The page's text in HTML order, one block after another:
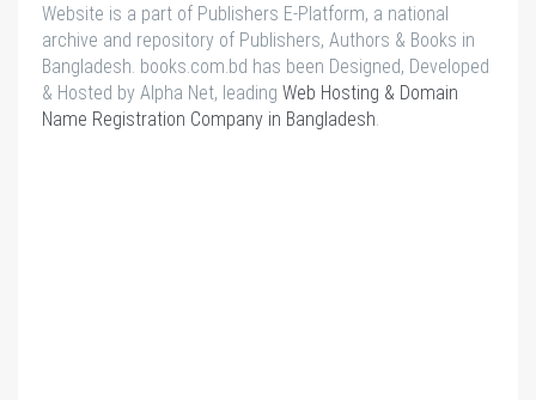
Website is a part of Publishers E-Platform, a national
archive and repository of Publishers, Authors & Books in
Bangladesh. books.com.bd has been Designed, Developed
& Hosted by Alpha Net, leading Web Hosting & Domain
Name Registration Company in Bangladesh